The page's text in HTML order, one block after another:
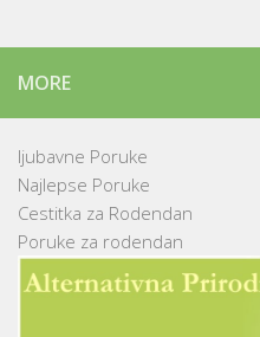
MORE
ljubavne Poruke
Najlepse Poruke
Cestitka za Rodendan
Poruke za rodendan